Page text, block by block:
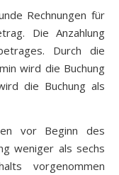
Die Anzahlung
Durch die
wird die Buchung
die Buchung als
vor Beginn des
weniger als sechs
vorgenommen